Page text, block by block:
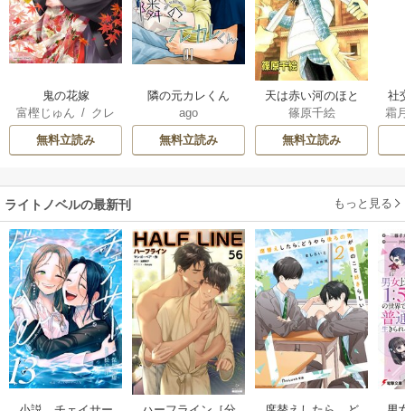
鬼の花嫁
富樫じゅん / クレ
ハ
無料立読み
隣の元カレくん
ago
無料立読み
天は赤い河のほと
り
篠原千絵
無料立読み
社
ば
霜
ライトノベルの最新刊 もっと見る